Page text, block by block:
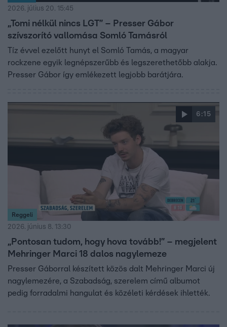
2026. július 20. 15:45
„Tomi nélkül nincs LGT” – Presser Gábor
szívszorító vallomása Somló Tamásról
Tíz évvel ezelőtt hunyt el Somló Tamás, a magyar
rockzene egyik legnépszerűbb és legszerethetőbb alakja.
Presser Gábor így emlékezett legjobb barátjára.
6:15
Reggeli
2026. június 8. 13:30
„Pontosan tudom, hogy hova tovább!” – megjelent
Mehringer Marci 18 dalos nagylemeze
Presser Gáborral készített közös dalt Mehringer Marci új
nagylemezére, a Szabadság, szerelem című albumot
pedig forradalmi hangulat és közéleti kérdések ihlették.